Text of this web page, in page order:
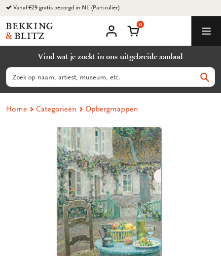
Ga
naar
content
Vanaf €29 gratis bezorgd in NL (Particulier)
Bekking
&
B.V.
account
Winkelmand
0
Vind wat je zoekt in ons uitgebreide aanbod
Zoeken
Home Categorieën Opbergmappen